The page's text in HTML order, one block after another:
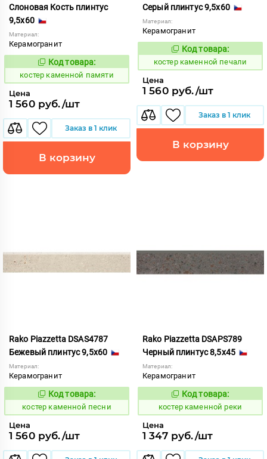
Слоновая Кость плинтус
9,5x60
Материал:
Керамогранит
801568
Код товара:
костер каменной памяти
Цена
1 560 руб./шт
Заказ в 1 клик
В корзину
Серый плинтус 9,5x60
Материал:
Керамогранит
801570
Код товара:
костер каменной печали
Цена
1 560 руб./шт
Заказ в 1 клик
В корзину
Rako Piazzetta DSAS4787
Бежевый плинтус 9,5x60
Материал:
Керамогранит
801569
Код товара:
костер каменной песни
Цена
1 560 руб./шт
Rako Piazzetta DSAPS789
Черный плинтус 8,5x45
Материал:
Керамогранит
801579
Код товара:
костер каменной реки
Цена
1 347 руб./шт